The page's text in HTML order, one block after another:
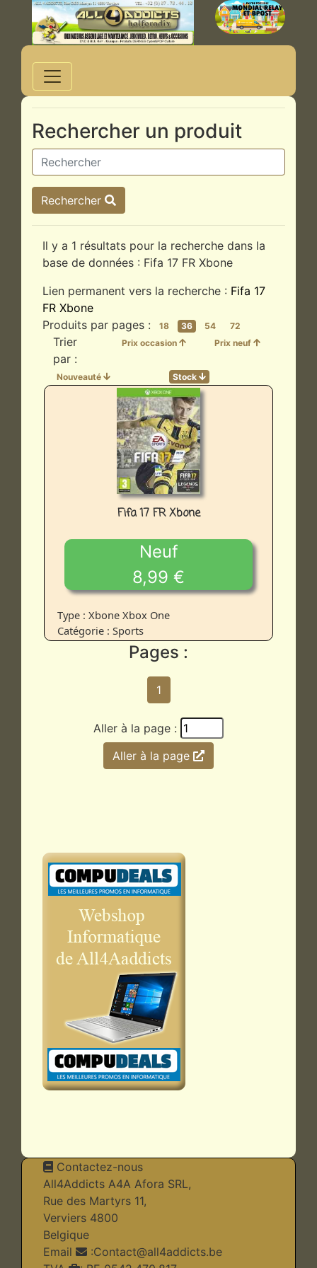
Rechercher un produit
Rechercher
Il y a 1 résultats pour la recherche dans la
base de données : Fifa 17 FR Xbone
Lien permanent vers la recherche : Fifa 17
FR Xbone
Produits par pages :
18 36 54 72
Trier
par :
Prix occasion Prix neuf
Nouveauté Stock
Fifa 17 FR Xbone
Neuf
8,99 €
Type : Xbone Xbox One
Catégorie : Sports
Pages :
1
Aller à la page :
Aller à la page
Contactez-nous
All4Addicts A4A Afora SRL,
Rue des Martyrs 11,
Verviers 4800
Belgique
Email
:Contact@all4addicts.be